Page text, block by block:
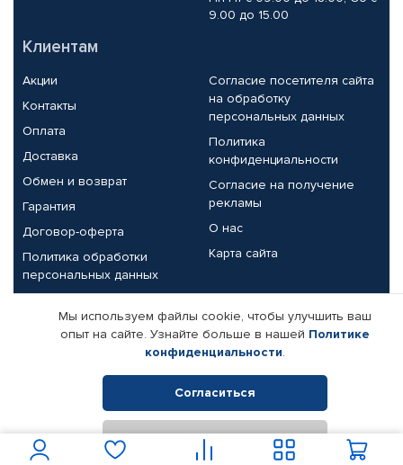
9.00 до 15.00
Клиентам
Акции
Контакты
Оплата
Доставка
Обмен и возврат
Гарантия
Договор-оферта
Политика обработки
персональных данных
Согласие посетителя сайта
на обработку
персональных данных
Политика
конфиденциальности
Согласие на получение
рекламы
О нас
Карта сайта
Партнерам
Корпоративным клиентам
Поставщикам
Реквизиты компании
© КАМАЗ ЦЕНТР ДОНЕЦК, 2015-2026. Все права защищены.
Интернет-магазин автомобильных товаров Автопрофи.
Мы используем файлы cookie, чтобы улучшить ваш
опыт на сайте. Узнайте больше в нашей Политике
конфиденциальности.
Согласиться
Отклонить